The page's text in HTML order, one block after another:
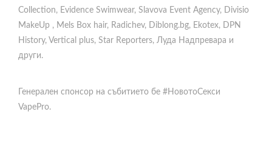
Collection, Evidence Swimwear, Slavova Event Agency, Divisio
MakeUp , Mels Box hair, Radichev, Diblong.bg, Еkotex, DPN
History, Vertical plus, Star Reporters, Луда Надпревара и
други.
Генерален спонсор на събитието бе #НовотоСекси
VapePro.